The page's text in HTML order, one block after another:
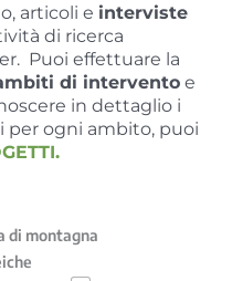
articoli e interviste
di ricerca
Puoi effettuare la
di intervento e
in dettaglio i
per ogni ambito, puoi
di montagna